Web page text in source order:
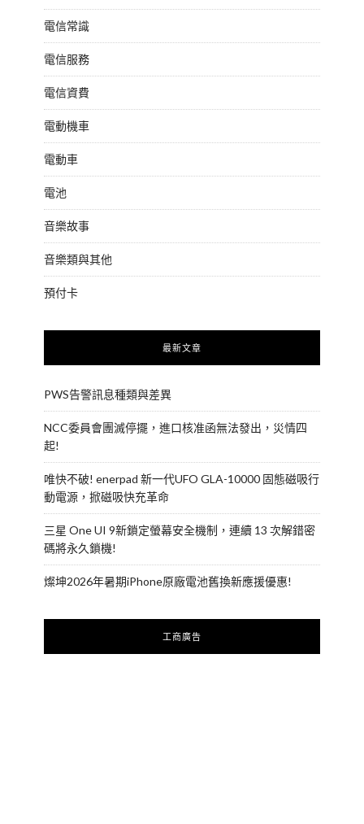
電信常識
電信服務
電信資費
電動機車
電動車
電池
音樂故事
音樂類與其他
預付卡
最新文章
PWS告警訊息種類與差異
NCC委員會團滅停擺，進口核准函無法發出，災情四
起!
唯快不破! enerpad 新一代UFO GLA-10000 固態磁吸行
動電源，掀磁吸快充革命
三星 One UI 9新鎖定螢幕安全機制，連續 13 次解錯密
碼將永久鎖機!
燦坤2026年暑期iPhone原廠電池舊換新應援優惠!
工商廣告